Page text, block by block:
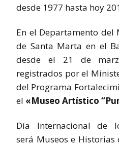
desde 1977 hasta hoy
En el Departamento del
de Santa Marta en el
desde el 21 de
registrados por el
del Programa
el «Museo Artístico
Día Internacional de
será Museos e